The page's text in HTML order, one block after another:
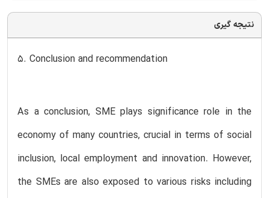
نتیجه گیری
5. Conclusion and recommendation
As a conclusion, SME plays significance role in the
economy of many countries, crucial in terms of social
inclusion, local employment and innovation. However,
the SMEs are also exposed to various risks including